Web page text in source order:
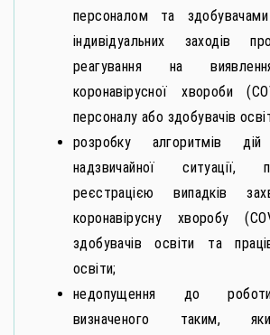
персоналом та
індивідуальних заходів
реагування на
коронавірусної хвороби
персоналу або здобувачів
розробку алгоритмів
надзвичайної ситуації,
реєстрацією випадків
коронавірусну хворобу
здобувачів освіти та
освіти;
недопущення до
визначеного таким,